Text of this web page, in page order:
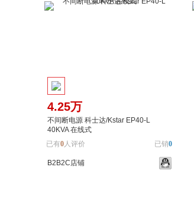
4.25万
不间断电源 科士达/Kstar EP40-L
40KVA 在线式
已有0人评价 已销0
B2B2C店铺